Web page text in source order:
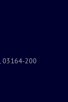
03164-200